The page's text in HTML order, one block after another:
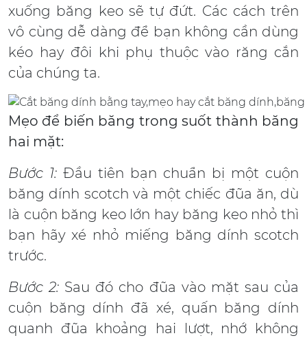
xuống băng keo sẽ tự đứt. Các cách trên
vô cùng dễ dàng để bạn không cần dùng
kéo hay đôi khi phụ thuộc vào răng cắn
của chúng ta.
Mẹo để biến băng trong suốt thành băng
hai mặt:
Bước 1: Đầu tiên bạn chuẩn bị một cuộn
băng dính scotch và một chiếc đũa ăn, dù
là cuộn băng keo lớn hay băng keo nhỏ thì
bạn hãy xé nhỏ miếng băng dính scotch
trước.
Bước 2: Sau đó cho đũa vào mặt sau của
cuộn băng dính đã xé, quấn băng dính
quanh đũa khoảng hai lượt, nhớ không